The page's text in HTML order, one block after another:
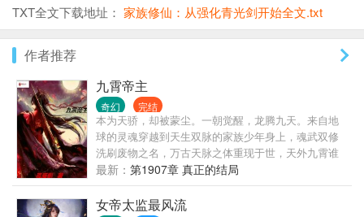
TXT全文下载地址： 家族修仙：从强化青光剑开始全文.txt
作者推荐
九霄帝主
奇幻 完结
本为天骄，却被蒙尘。一朝觉醒，龙腾九天。来自地
球的灵魂穿越到天生双脉的家族少年身上，魂武双修
洗刷废物之名，万古天脉之体重现于世，天外九霄谁
敢称帝？
最新： 第1907章 真正的结局
女帝太监最风流